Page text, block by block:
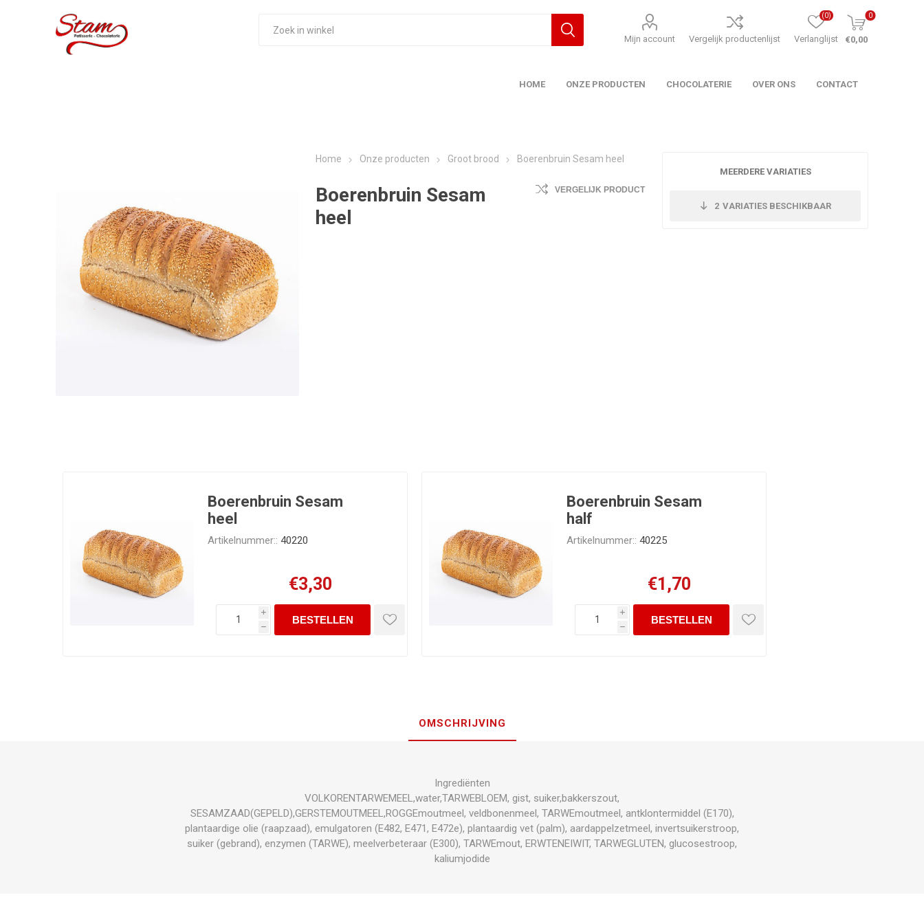
Mijn account Vergelijk productenlijst Verlanglijst
(0) 0
€0,00
HOME ONZE PRODUCTEN CHOCOLATERIE OVER ONS CONTACT
Home Onze producten Groot brood Boerenbruin Sesam heel
Boerenbruin Sesam
heel
VERGELIJK PRODUCT
MEERDERE VARIATIES
2 VARIATIES BESCHIKBAAR
Boerenbruin Sesam
heel
Artikelnummer:: 40220
€3,30
i
h
Boerenbruin Sesam
half
Artikelnummer:: 40225
€1,70
i
h
OMSCHRIJVING
Ingrediënten
VOLKORENTARWEMEEL,water,TARWEBLOEM, gist, suiker,bakkerszout,
SESAMZAAD(GEPELD),GERSTEMOUTMEEL,ROGGEmoutmeel, veldbonenmeel, TARWEmoutmeel, antklontermiddel (E170),
plantaardige olie (raapzaad), emulgatoren (E482, E471, E472e), plantaardig vet (palm), aardappelzetmeel, invertsuikerstroop,
suiker (gebrand), enzymen (TARWE), meelverbeteraar (E300), TARWEmout, ERWTENEIWIT, TARWEGLUTEN, glucosestroop,
kaliumjodide